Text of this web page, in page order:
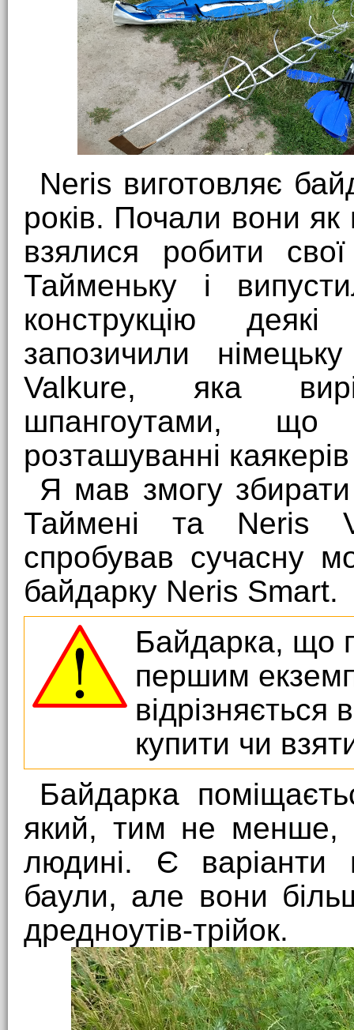
Neris виготовляє
років. Почали вони
взялися робити
Тайменьку і
конструкцію
запозичили
Valkure, яка
шпангоутами, що
розташуванні
Я мав змогу збирати
Таймені та Neris
спробував сучасну
байдарку Neris Smart.
Байдарка, що
першим
купити чи
Байдарка
який, тим не менше,
людині. Є
баули, але вони
дредноутів-трійок.